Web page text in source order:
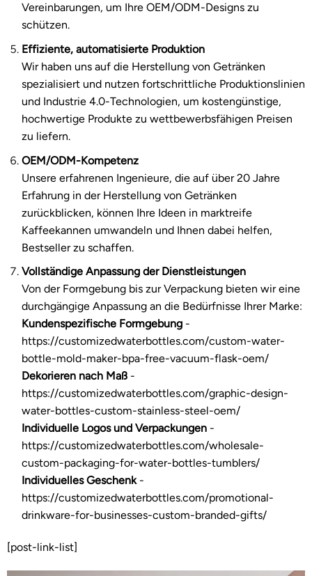
Vereinbarungen, um Ihre OEM/ODM-Designs zu
schützen.
Effiziente, automatisierte Produktion
Wir haben uns auf die Herstellung von Getränken
spezialisiert und nutzen fortschrittliche Produktionslinien
und Industrie 4.0-Technologien, um kostengünstige,
hochwertige Produkte zu wettbewerbsfähigen Preisen
zu liefern.
OEM/ODM-Kompetenz
Unsere erfahrenen Ingenieure, die auf über 20 Jahre
Erfahrung in der Herstellung von Getränken
zurückblicken, können Ihre Ideen in marktreife
Kaffeekannen umwandeln und Ihnen dabei helfen,
Bestseller zu schaffen.
Vollständige Anpassung der Dienstleistungen
Von der Formgebung bis zur Verpackung bieten wir eine
durchgängige Anpassung an die Bedürfnisse Ihrer Marke:
Kundenspezifische Formgebung-
https://customizedwaterbottles.com/custom-water-
bottle-mold-maker-bpa-free-vacuum-flask-oem/
Dekorieren nach Maß-
https://customizedwaterbottles.com/graphic-design-
water-bottles-custom-stainless-steel-oem/
Individuelle Logos und Verpackungen-
https://customizedwaterbottles.com/wholesale-
custom-packaging-for-water-bottles-tumblers/
Individuelles Geschenk-
https://customizedwaterbottles.com/promotional-
drinkware-for-businesses-custom-branded-gifts/
[post-link-list]